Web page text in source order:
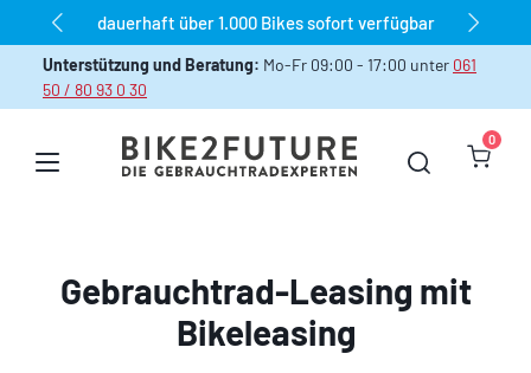
Zum Hauptinhalt springen
dauerhaft über 1.000 Bikes sofort verfügbar
Unterstützung und Beratung: Mo-Fr 09:00 - 17:00 unter 061
50 / 80 93 0 30
0
Gebrauchtrad-Leasing mit
Bikeleasing